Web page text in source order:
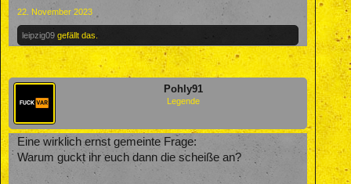
22. November 2023
leipzig09 gefällt das.
Pohly91
Legende
Eine wirklich ernst gemeinte Frage:
Warum guckt ihr euch dann die scheiße an?